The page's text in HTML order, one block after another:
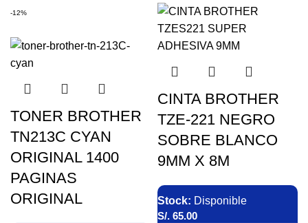
-12%
TONER BROTHER
TN213C CYAN
ORIGINAL 1400
PAGINAS
ORIGINAL
CINTA BROTHER
TZE-221 NEGRO
SOBRE BLANCO
9MM X 8M
Stock: Disponible
S/. 65.00